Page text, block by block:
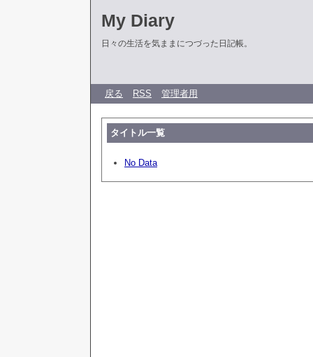
My Diary
日々の生活を気ままにつづった日記帳。
戻る RSS 管理者用
タイトル一覧
No Data